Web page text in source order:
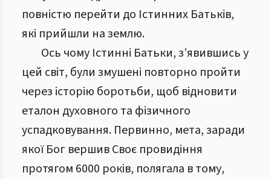
повністю перейти до Істинних Батьків,
які прийшли на землю.
Ось чому Істинні Батьки, з’явившись у
цей світ, були змушені повторно пройти
через історію боротьби, щоб відновити
еталон духовного та фізичного
успадковування. Первинно, мета, заради
якої Бог вершив Своє провидіння
протягом 6000 років, полягала в тому,